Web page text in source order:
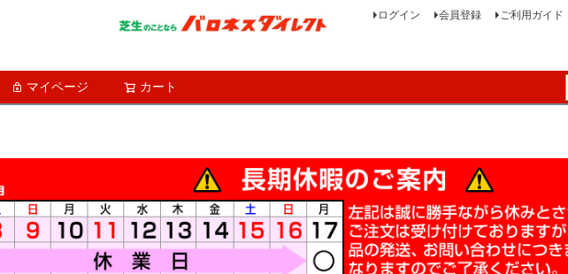
ログイン 会員登録 ご利用ガイド
マイページ カート